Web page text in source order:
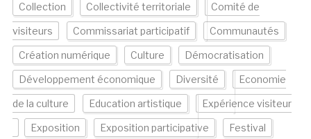
Collection Collectivité territoriale Comité de
visiteurs Commissariat participatif Communautés
Création numérique Culture Démocratisation
Développement économique Diversité Economie
de la culture Education artistique Expérience visiteur
Exposition Exposition participative Festival